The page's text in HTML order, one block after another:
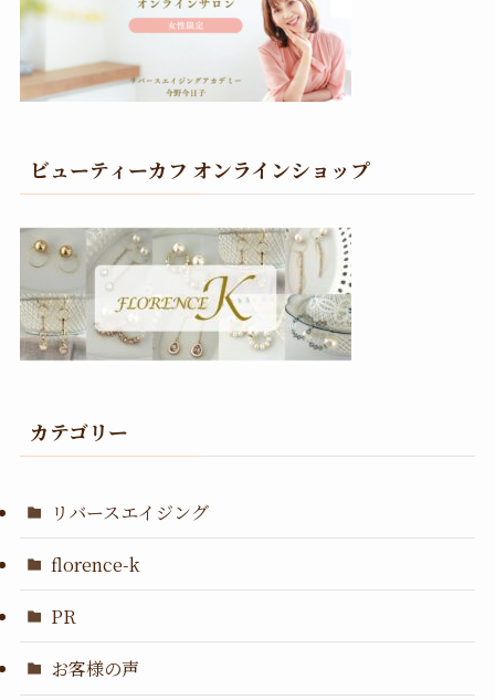
ビューティーカフ オンラインショップ
カテゴリー
リバースエイジング
florence-k
PR
お客様の声